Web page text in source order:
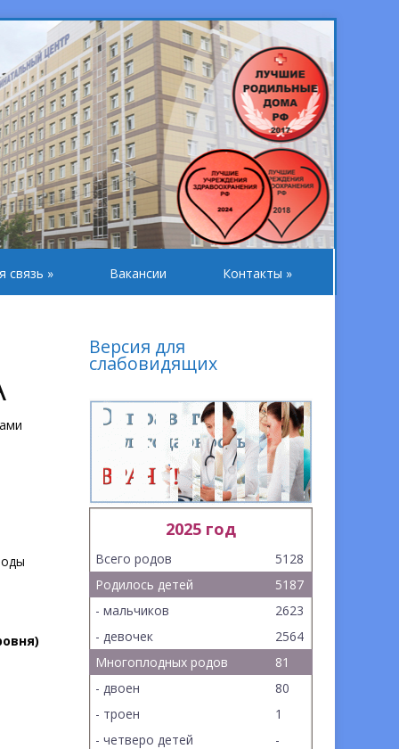
связь » Вакансии Контакты »
Версия для
слабовидящих
2025 год
Всего родов
5128
Родилось детей
5187
- мальчиков
2623
- девочек
2564
Многоплодных родов
81
- двоен
80
- троен
1
- четверо детей
-